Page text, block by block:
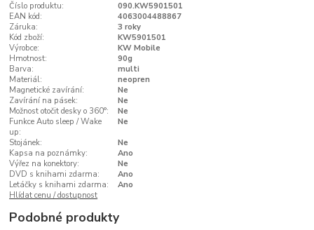
Číslo produktu:
090.KW5901501
EAN kód:
4063004488867
Záruka:
3 roky
Kód zboží:
KW5901501
Výrobce:
KW Mobile
Hmotnost:
90g
Barva:
multi
Materiál:
neopren
Magnetické zavírání:
Ne
Zavírání na pásek:
Ne
Možnost otočit desky o 360°:
Ne
Funkce Auto sleep / Wake
up:
Ne
Stojánek:
Ne
Kapsa na poznámky:
Ano
Výřez na konektory:
Ne
DVD s knihami zdarma:
Ano
Letáčky s knihami zdarma:
Ano
Hlídat cenu / dostupnost
Podobné produkty